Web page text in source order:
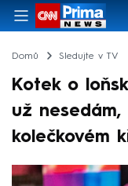
Domů Sledujte v TV
Kotek o
už nesedám,
kolečkovém